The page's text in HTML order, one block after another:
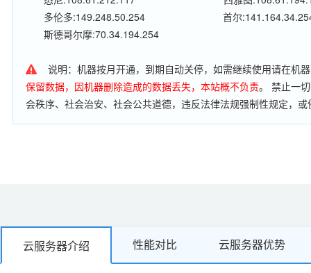
多伦多:149.248.50.254
首尔
斯德哥尔摩:70.34.194.254
说明：机器按月开通，到期自动关停，如需继续使用请在机
保留数据，因机器删除造成的数据丢失，本站概不负责。 禁止一
会秩序、社会治安、社会公共道德，违反法律法规强制性规定，
行流量穿透、扫描肉机、搭建代理服务器、搭建邮件服务器，利
云服务器介绍 性能对比 云服务器优势